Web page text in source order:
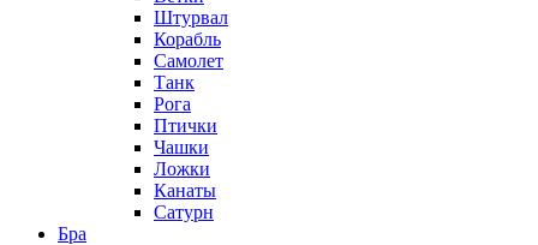
Штурвал
Корабль
Самолет
Танк
Рога
Птички
Чашки
Ложки
Канаты
Сатурн
Бра